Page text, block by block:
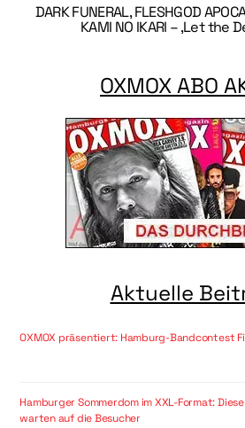
DARK FUNERAL, FLESHGOD
KAMI NO IKARI – ‚Let the
OXMOX ABO
Aktuelle
OXMOX präsentiert: Hamburg-Bandcontest
Hamburger Sommerdom im XXL-Format:
warten auf die Besucher